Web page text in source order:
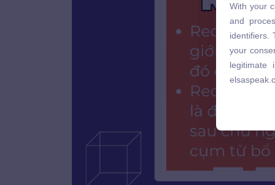
and
With your
and
identifiers.
your